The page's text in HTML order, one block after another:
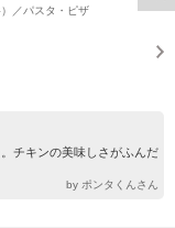
／パスタ・ピザ
チキンの美味しさがふんだ
by ポンタくんさん